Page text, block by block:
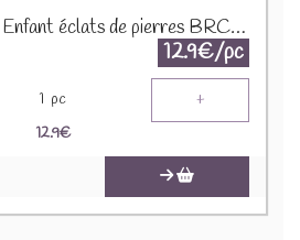
Ambre - Bracelet Enfant éclats de pierres BRC-AMBK
12.9€/pc
1 pc +
12.9€